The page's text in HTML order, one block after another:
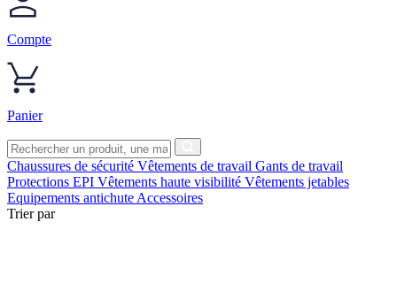
Compte
Panier
Chaussures de sécurité Vêtements de travail Gants de travail
Protections EPI Vêtements haute visibilité Vêtements jetables
Equipements antichute Accessoires
Trier par